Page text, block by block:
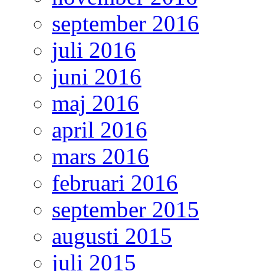
september 2016
juli 2016
juni 2016
maj 2016
april 2016
mars 2016
februari 2016
september 2015
augusti 2015
juli 2015